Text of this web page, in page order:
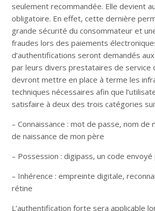
seulement recommandée. Elle devient
obligatoire. En effet, cette dernière
grande sécurité du consommateur et
fraudes lors des paiements
d’authentifications seront demandés
par leurs divers prestataires de service
devront mettre en place à terme les
techniques nécessaires afin que
satisfaire à deux des trois catégories
– Connaissance : mot de passe, nom de
de naissance de mon père
– Possession : digipass, un code envoyé
– Inhérence : empreinte digitale,
rétine
L’authentification forte sera applicable